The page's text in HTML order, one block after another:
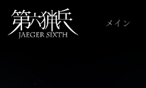
メイン